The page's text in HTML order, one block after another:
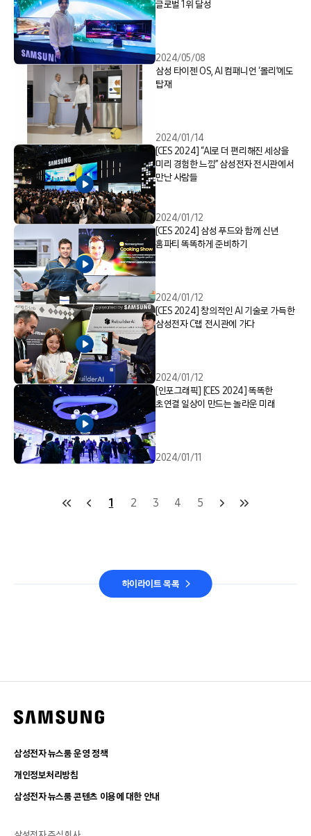
글로벌 1위 달성
2024/05/08
삼성 타이젠 OS, AI 컴패니언 ‘볼리’에도
탑재
2024/01/14
[CES 2024] “AI로 더 편리해진 세상을
미리 경험한 느낌” 삼성전자 전시관에서
만난 사람들
2024/01/12
[CES 2024] 삼성 푸드와 함께 신년
홈파티 똑똑하게 준비하기
2024/01/12
[CES 2024] 창의적인 AI 기술로 가득한
삼성전자 C랩 전시관에 가다
2024/01/12
[인포그래픽] [CES 2024] 똑똑한
초연결 일상이 만드는 놀라운 미래
2024/01/11
1 2 3 4 5
하이라이트 목록
삼성전자 뉴스룸 운영 정책
개인정보처리방침
삼성전자 뉴스룸 콘텐츠 이용에 대한 안내